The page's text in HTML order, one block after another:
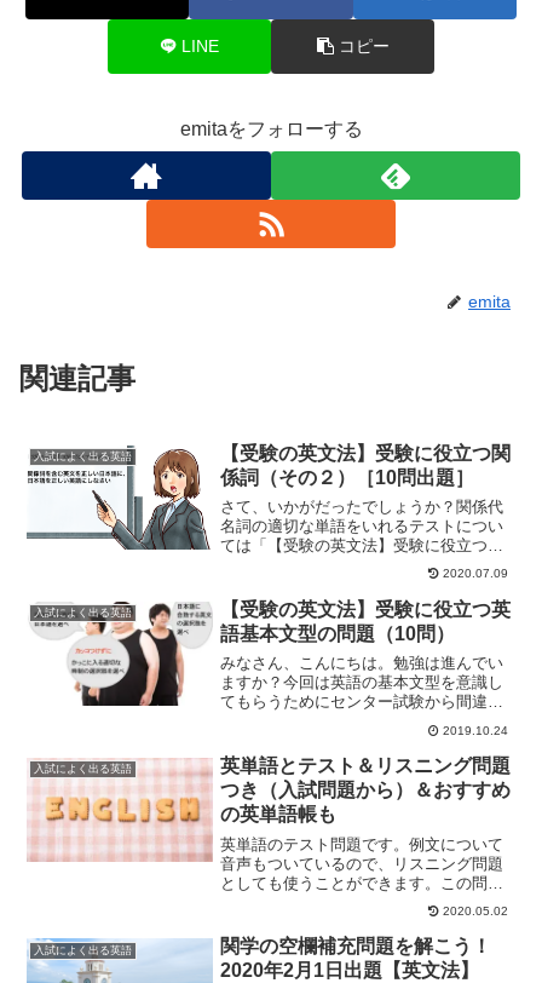
LINE コピー
emitaをフォローする
emita
関連記事
入試によく出る英語
【受験の英文法】受験に役立つ関
係詞（その２）［10問出題］
さて、いかがだったでしょうか？関係代
名詞の適切な単語をいれるテストについ
ては「【受験の英文法】受験に役立つ関
係詞（その１）［10問出題］」に詳しく
記載してあります。こちらも参照してく
ださい。
2020.07.09
入試によく出る英語
【受験の英文法】受験に役立つ英
語基本文型の問題（10問）
みなさん、こんにちは。勉強は進んでい
ますか？今回は英語の基本文型を意識し
てもらうためにセンター試験から間違え
やすい文型の問題を厳選して問題を作成
しました。実際に、出題された問題であ
るのでやり込むことで正解率が上がり学
力も向上すると思います。...
2019.10.24
入試によく出る英語
英単語とテスト＆リスニング問題
つき（入試問題から）＆おすすめ
の英単語帳も
英単語のテスト問題です。例文について
音声もついているので、リスニング問題
としても使うことができます。この問題
は、入試で問われた例文を抽出して一部
改変した問題です。わからない英単語に
ついてはしっかりと覚えていきましょ
う。それでは、問題を解いて...
2020.05.02
入試によく出る英語
関学の空欄補充問題を解こう！
2020年2月1日出題【英文法】